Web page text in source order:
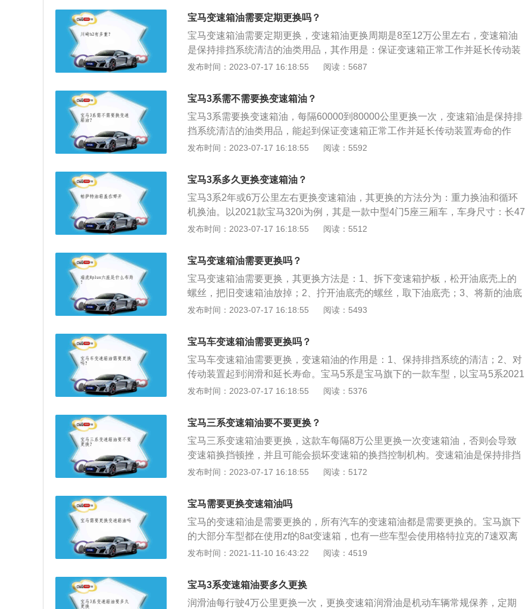
这种现象多数是由于零件磨损引起，或者是安装变速箱时安装不到位引起。
需要考虑更换变速箱油。4、更换变速箱油时，可以将油底壳的螺栓拧松，依靠
重力让变速箱油流出。
宝马变速箱油需要定期更换吗？
宝马变速箱油需要定期更换，变速箱油更换周期是8至12万公里左右，变速箱油
是保持排挡系统清洁的油类用品，其作用是：保证变速箱正常工作并延长传动装
置寿命。宝马旗下的车型有：宝马5系、宝马3系、宝马x1、宝马x5、宝马x3等，
系搭载了2.0t涡轮增压发动机，最大功率是135kw，最大功率转速是每分钟5000
到6500rpm，与其匹配的是8挡手自一体变速箱。
发布时间：2023-07-17 16:18:55 阅读：5687
宝马3系需不需要换变速箱油？
宝马3系需要换变速箱油，每隔60000到80000公里更换一次，变速箱油是保持排
挡系统清洁的油类用品，能起到保证变速箱正常工作并延长传动装置寿命的作
用。以宝马320i为例，其车身尺寸是：长4719毫米、宽1827毫米、高1459毫
载了2.0l涡轮增压发动机，最大功率是115千瓦，最大功率转速是每分钟4500到6
500转，最大扭矩是250牛米。
发布时间：2023-07-17 16:18:55 阅读：5592
宝马3系多久更换变速箱油？
宝马3系2年或6万公里左右更换变速箱油，其更换的方法分为：重力换油和循环
机换油。以2021款宝马320i为例，其是一款中型4门5座三厢车，车身尺寸：长47
19mm、宽1827mm、高1459mm，轴距为2851mm，油箱容积为59l。2021款宝
最大扭矩是250牛米，其驱动方式是前置后驱，前悬架使用了双球节弹簧减震支
柱前桥，后悬架使用了多连杆式独立悬架。
发布时间：2023-07-17 16:18:55 阅读：5512
宝马变速箱油需要更换吗？
宝马变速箱油需要更换，其更换方法是：1、拆下变速箱护板，松开油底壳上的
螺丝，把旧变速箱油放掉；2、拧开油底壳的螺丝，取下油底壳；3、将新的油底
壳打上密封胶并拧紧；4、松开变速箱左侧的螺丝即可进行加油。宝马旗下的车
于中大型车，车身尺寸是：长5106mm、宽1868mm、高1500mm，轴距为3105
mm，油箱容积为68l。
发布时间：2023-07-17 16:18:55 阅读：5493
宝马车变速箱油需要更换吗？
宝马车变速箱油需要更换，变速箱油的作用是：1、保持排挡系统的清洁；2、对
传动装置起到润滑和延长寿命。宝马5系是宝马旗下的一款车型，以宝马5系2021
款为例，其车身尺寸是：长5106mm、宽1868mm、高1500mm，轴距为3105m
kw，最大扭矩是290nm，与其匹配的是8挡手自一体变速箱。
发布时间：2023-07-17 16:18:55 阅读：5376
宝马三系变速箱油要不要更换？
宝马三系变速箱油要更换，这款车每隔8万公里更换一次变速箱油，否则会导致
变速箱换挡顿挫，并且可能会损坏变速箱的换挡控制机构。变速箱油是保持排挡
系统清洁的油类用品，起到润滑延长传动装置寿命的作用，具有抗低温于低温时
中型车，使用的是2.0TL4的发动机，进气形式为涡轮增压，最大马力为156ps，
最大扭矩为250nm。
发布时间：2023-07-17 16:18:55 阅读：5172
宝马需要更换变速箱油吗
宝马的变速箱油是需要更换的，所有汽车的变速箱油都是需要更换的。宝马旗下
的大部分车型都在使用zf的8at变速箱，也有一些车型会使用格特拉克的7速双离
合变速箱，还有一些横置发动机的前驱车型会使用爱信的at变速箱。对于自动变
构，换挡控制机构是需要依靠变速箱油来工作的，如果长期不换变速箱油可能会
导致变速箱内的换挡控制机构损坏。建议大家定期更换变速箱油。更换变速箱有
发布时间：2021-11-10 16:43:22 阅读：4519
宝马3系变速箱油要多久更换
润滑油每行驶4万公里更换一次，更换变速箱润滑油是机动车辆常规保养，定期